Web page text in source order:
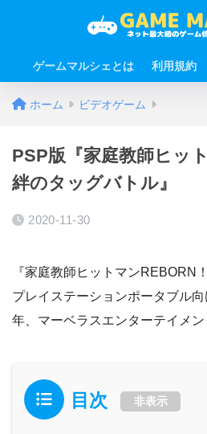
ゲームマルシェとは 利用規約
ホーム ビデオゲーム
PSP版『家庭教師ヒッ
絆のタッグバトル』
2020-11-30
『家庭教師ヒットマンREBORN
プレイステーションポータブル
年、マーベラスエンターテイメン
目次 非表示